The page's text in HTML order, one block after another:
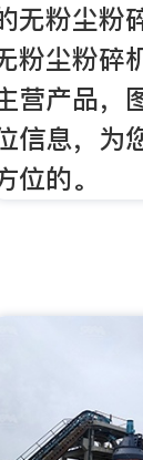
无粉尘粉
粉尘粉碎
营产品，
信息，为
位的。